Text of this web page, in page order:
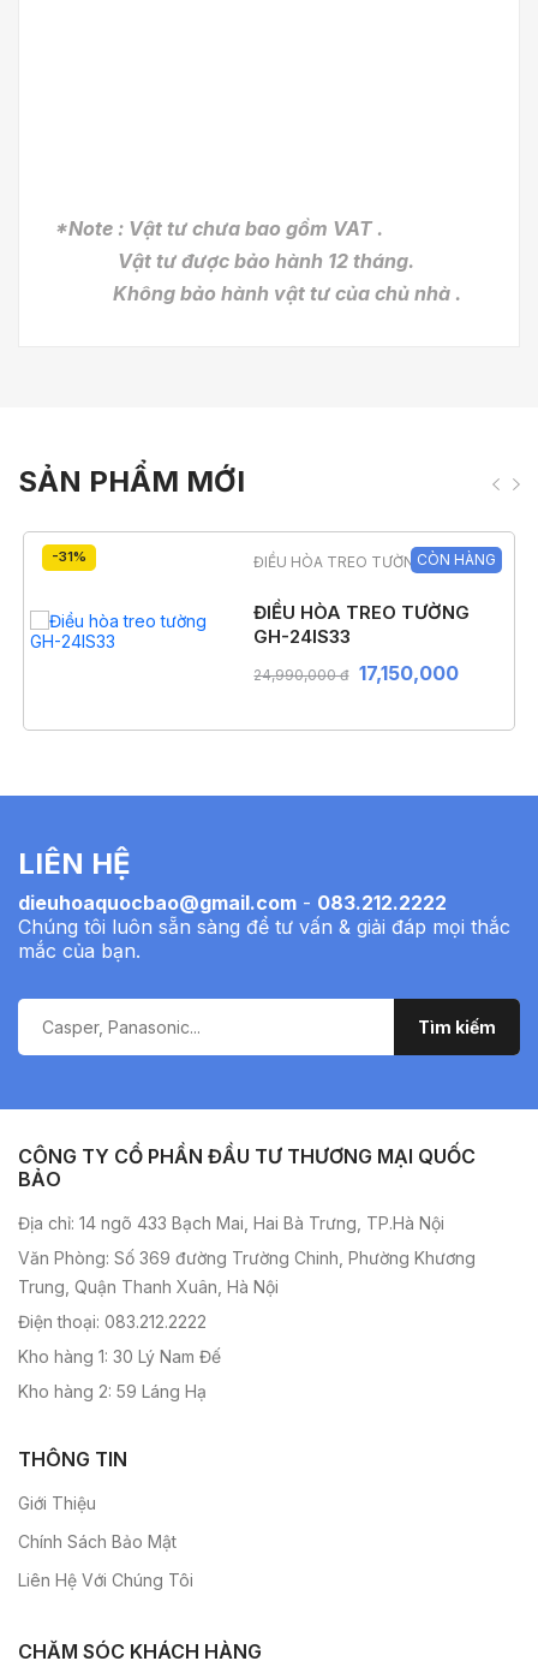
*Note : Vật tư chưa bao gồm VAT .
Vật tư được bảo hành 12 tháng.
Không bảo hành vật tư của chủ nhà .
SẢN PHẨM MỚI
-31% ĐIỀU HÒA TREO TƯỜNG
ĐIỀU HÒA TREO TƯỜNG
GH-24IS33
CÒN HÀNG
24,990,000 đ 17,150,000
LIÊN HỆ
dieuhoaquocbao@gmail.com - 083.212.2222
Chúng tôi luôn sẵn sàng để tư vấn & giải đáp mọi thắc
mắc của bạn.
CÔNG TY CỔ PHẦN ĐẦU TƯ THƯƠNG MẠI QUỐC
BẢO
Địa chỉ: 14 ngõ 433 Bạch Mai, Hai Bà Trưng, TP.Hà Nội
Văn Phòng: Số 369 đường Trường Chinh, Phường Khương
Trung, Quận Thanh Xuân, Hà Nội
Điện thoại: 083.212.2222
Kho hàng 1: 30 Lý Nam Đế
Kho hàng 2: 59 Láng Hạ
THÔNG TIN
Giới Thiệu
Chính Sách Bảo Mật
Liên Hệ Với Chúng Tôi
CHĂM SÓC KHÁCH HÀNG